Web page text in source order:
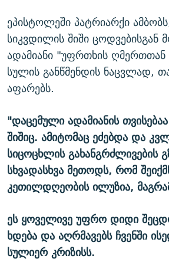
ეპისტოლეში პატრიარქი
სიკვდილის შიში
ადამიანი "უფრთხის
სულის განწმენდის ნაცვლად,
აფარებს.
"დაცემული ადამიანის
შიშიც. ამიტომაც ეძებდა და
სიცოცხლის გახანგრძლივების
სხვადასხვა მეთოდს, რომ
კეთილდღეობის ილუზია,
ეს ყოველივე უფრო დიდი
ხდება და აღრმავებს ჩვენში
სულიერ კრიზისს.